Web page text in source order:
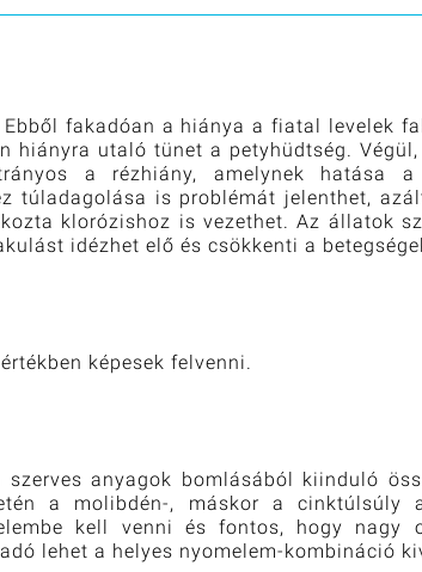
fakadóan a hiánya a fiatal levelek
utaló tünet a petyhüdtség.
a rézhiány, amelynek hatása
túladagolása is problémát jelenthet,
klorózishoz is vezethet. Az állatok
idézhet elő és csökkenti a
képesek felvenni.
anyagok bomlásából kiinduló
a molibdén-, máskor a cinktúlsúly
kell venni és fontos, hogy nagy
lehet a helyes nyomelem-kombináció